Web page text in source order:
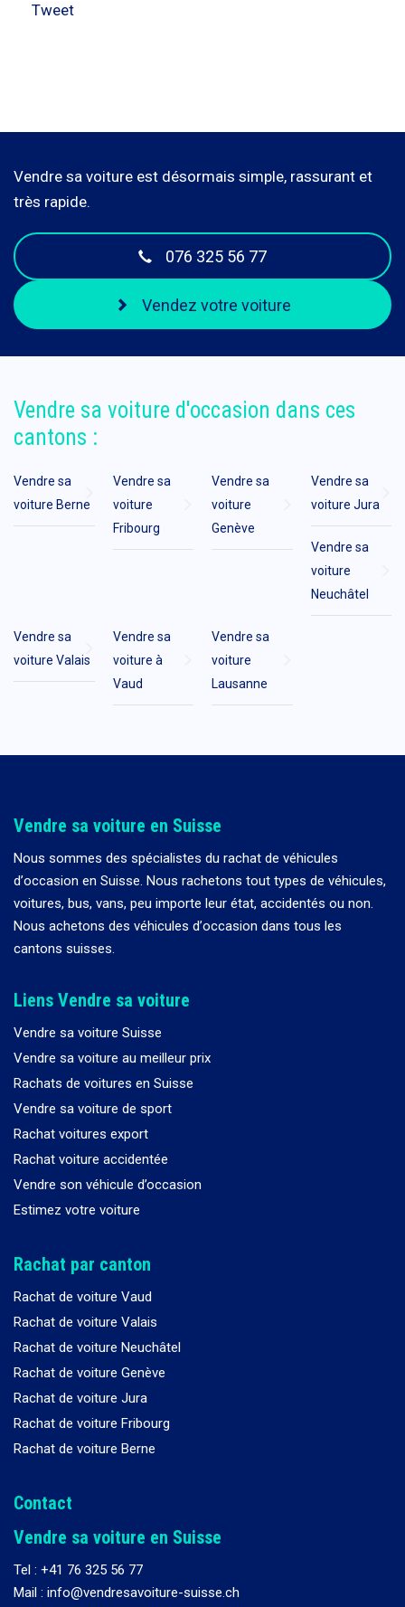
Tweet
Vendre sa voiture est désormais simple, rassurant et
très rapide.
076 325 56 77
Vendez votre voiture
Vendre sa voiture d'occasion dans ces
cantons :
Vendre sa
voiture Berne
Vendre sa
voiture
Fribourg
Vendre sa
voiture
Genève
Vendre sa
voiture Jura
Vendre sa
voiture
Neuchâtel
Vendre sa
voiture Valais
Vendre sa
voiture à
Vaud
Vendre sa
voiture
Lausanne
Vendre sa voiture en Suisse
Nous sommes des spécialistes du rachat de véhicules
d’occasion en Suisse. Nous rachetons tout types de véhicules,
voitures, bus, vans, peu importe leur état, accidentés ou non.
Nous achetons des véhicules d’occasion dans tous les
cantons suisses.
Liens Vendre sa voiture
Vendre sa voiture Suisse
Vendre sa voiture au meilleur prix
Rachats de voitures en Suisse
Vendre sa voiture de sport
Rachat voitures export
Rachat voiture accidentée
Vendre son véhicule d’occasion
Estimez votre voiture
Rachat par canton
Rachat de voiture Vaud
Rachat de voiture Valais
Rachat de voiture Neuchâtel
Rachat de voiture Genève
Rachat de voiture Jura
Rachat de voiture Fribourg
Rachat de voiture Berne
Contact
Vendre sa voiture en Suisse
Tel : +41 76 325 56 77
Mail : info@vendresavoiture-suisse.ch